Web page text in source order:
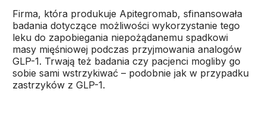
Firma, która produkuje Apitegromab, sfinansowała
badania dotyczące możliwości wykorzystanie tego
leku do zapobiegania niepożądanemu spadkowi
masy mięśniowej podczas przyjmowania analogów
GLP-1. Trwają też badania czy pacjenci mogliby go
sobie sami wstrzykiwać – podobnie jak w przypadku
zastrzyków z GLP-1.